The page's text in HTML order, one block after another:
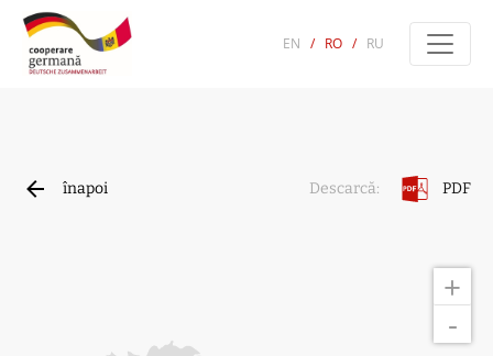
EN / RO / RU
înapoi Descarcă: PDF
+
-